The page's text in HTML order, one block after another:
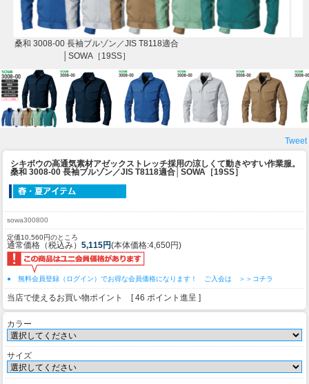
桑和 3008-00 長袖ブルゾン／JIS T8118適合
│SOWA［19SS］
Tweet
シキボウの高通気素材アゼックストレッチ採用の涼しくて動きやすい作業服。
桑和 3008-00 長袖ブルゾン／JIS T8118適合│SOWA［19SS］
sowa300800
定価10,560円のところ
通常価格（税込み） 5,115円(本体価格:4,650円)
● 無料会員登録（ログイン）でお得な会員価格になります！ ご入会は ＞＞コチラ
当店で使えるお買い物ポイント [ 46 ポイント進呈 ]
カラー
サイズ